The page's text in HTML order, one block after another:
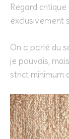
Regard
exclusivement
On a parlé du
je pouvais,
strict minimum